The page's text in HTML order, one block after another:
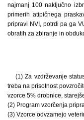
najmanj 100 naključno
primerih atipičnega
pripravi NVI, potrdi pa ga
obratih za zbiranje in
(1) Za vzdrževanje
treba na prisotnost
vzorce 5% drobnice,
(2) Program vzorčenja
(3) Vzorce odvzamejo